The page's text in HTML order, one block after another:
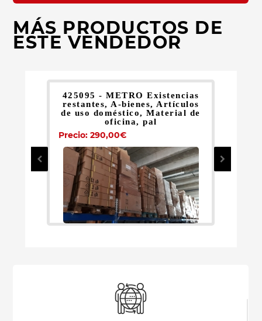
MÁS PRODUCTOS DE
ESTE VENDEDOR
425095 - METRO Existencias
restantes, A-bienes, Artículos
de uso doméstico, Material de
oficina, pal
Precio: 290,00€
CANTIDAD: 24 PALETS